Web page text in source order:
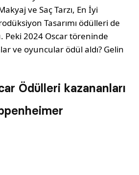
ve Saç Tarzı, En İyi
Tasarımı ödülleri de
Peki 2024 Oscar töreninde
ve oyuncular ödül aldı? Gelin
Ödülleri kazananları